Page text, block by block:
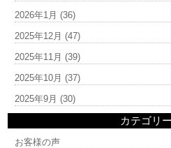
2026年1月 (36)
2025年12月 (47)
2025年11月 (39)
2025年10月 (37)
2025年9月 (30)
カテゴリ
お客様の声